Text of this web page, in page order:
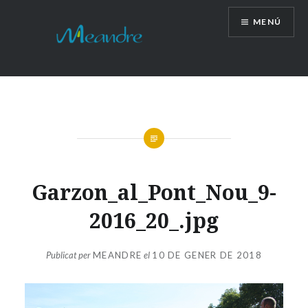
MENÚ
Garzon_al_Pont_Nou_9-
2016_20_.jpg
Publicat perMEANDRE el 10 DE GENER DE 2018